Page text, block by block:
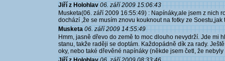
Jiří z Holohlav 06. září 2009 15:06:43
Musketa(06. září 2009 16:55:49) : Napínáky,ale jsem z nich
dochází ,že se musím znovu kouknout na fotky ze Soestu,jak
Musketa 06. září 2009 14:55:49
Hmm, jasně dřevo do země to moc dlouho nevydrží. Jde mi
stanu, takže raději se doptám. Každopádně dík za rady.
oky, nebo také dřevěné napínáky (někde jsem četl, že